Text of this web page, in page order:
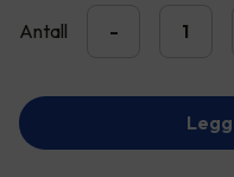
Antall -